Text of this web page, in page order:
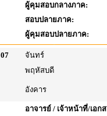
ผู้คุมสอบกลางภาค:
สอบปลายภาค:
ผู้คุมสอบปลายภาค:
07
จันทร์
พฤหัสบดี
อังคาร
อาจารย์ / เจ้าหน้าที่/เอก